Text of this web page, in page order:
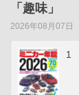
「趣味」
2026年08月07日
1